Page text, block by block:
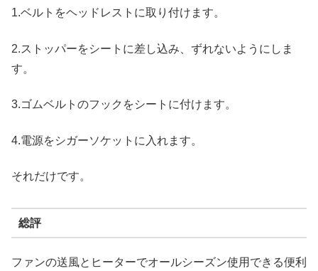
1.ベルトをヘッドレストに取り付けます。
2.ストッパーをシートに差し込み、ずれないようにしま
す。
3.ゴムベルトのフックをシートに付けます。
4.電源をシガーソケットに入れます。
それだけです。
総評
ファンの送風とヒーターでオールシーズン使用できる便利